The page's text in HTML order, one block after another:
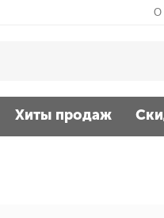
О
Хиты продаж